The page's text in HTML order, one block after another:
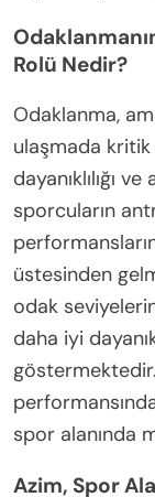
Rolü Nedir?
Odaklanma,
ulaşmada
dayanıklılığı
sporcuların
üstesinden
odak
daha iyi
spor alanında
Azim, Spor